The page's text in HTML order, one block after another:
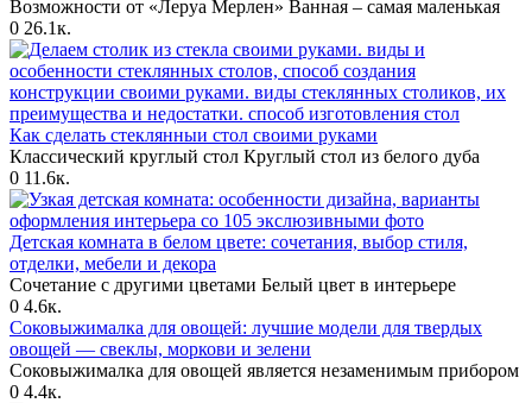
Возможности от «Леруа Мерлен» Ванная – самая маленькая
0 26.1к.
Как сделать стеклянныи стол своими руками
Классический круглый стол Круглый стол из белого дуба
0 11.6к.
Детская комната в белом цвете: сочетания, выбор стиля,
отделки, мебели и декора
Сочетание с другими цветами Белый цвет в интерьере
0 4.6к.
Соковыжималка для овощей: лучшие модели для твердых
овощей — свеклы, моркови и зелени
Соковыжималка для овощей является незаменимым прибором
0 4.4к.